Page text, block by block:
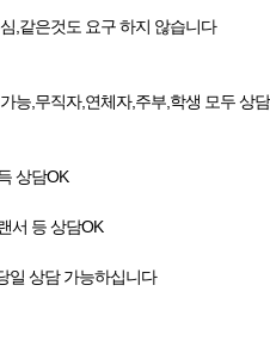
,같은것도 요구 하지 않습니다
능,무직자,연체자,주부,학생 모두 상
상담OK
서 등 상담OK
일 상담 가능하십니다